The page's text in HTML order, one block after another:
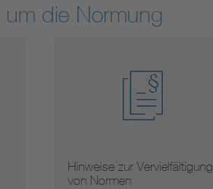
die Normung
Hinweise zur Vervielfältigung
von Normen